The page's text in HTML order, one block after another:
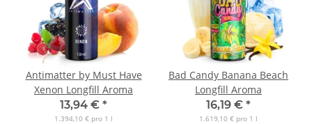
Antimatter by Must Have
Xenon Longfill Aroma
13,94 € *
1.394,10 € pro 1 l
Bad Candy Banana Beach
Longfill Aroma
16,19 € *
1.619,10 € pro 1 l